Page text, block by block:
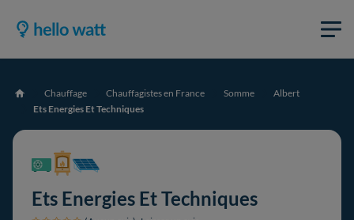
Accueil Chauffage Chauffagistes en France Somme
Albert
Ets Energies Et Techniques
Ets Energies Et Techniques